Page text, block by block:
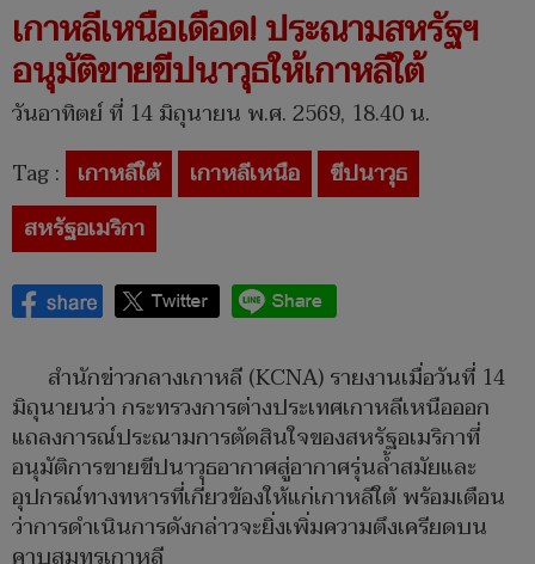
เกาหลีเหนือเดือด! ประณามสหรัฐฯ
อนุมัติขายขีปนาวุธให้เกาหลีใต้
วันอาทิตย์ ที่ 14 มิถุนายน พ.ศ. 2569, 18.40 น.
Tag : เกาหลีใต้ เกาหลีเหนือ
ขีปนาวุธ
สหรัฐอเมริกา
สำนักข่าวกลางเกาหลี (KCNA) รายงานเมื่อวันที่ 14
มิถุนายนว่า กระทรวงการต่างประเทศเกาหลีเหนือออก
แถลงการณ์ประณามการตัดสินใจของสหรัฐอเมริกาที่
อนุมัติการขายขีปนาวุธอากาศสู่อากาศรุ่นล้ำสมัยและ
อุปกรณ์ทางทหารที่เกี่ยวข้องให้แก่เกาหลีใต้ พร้อมเตือน
ว่าการดำเนินการดังกล่าวจะยิ่งเพิ่มความตึงเครียดบน